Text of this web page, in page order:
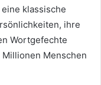
klassische
ihre
Wortgefechte
Menschen